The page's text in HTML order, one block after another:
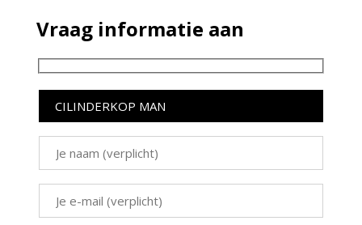
Vraag informatie aan